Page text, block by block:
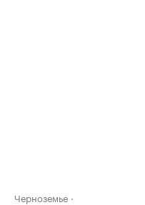
Черноземье